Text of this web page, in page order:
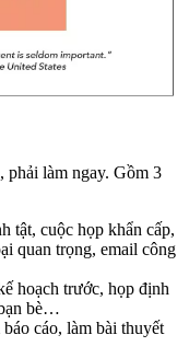
phải làm ngay. Gồm 3
tật, cuộc họp khẩn cấp,
quan trọng, email công
hoạch trước, họp định
bè…
cáo, làm bài thuyết